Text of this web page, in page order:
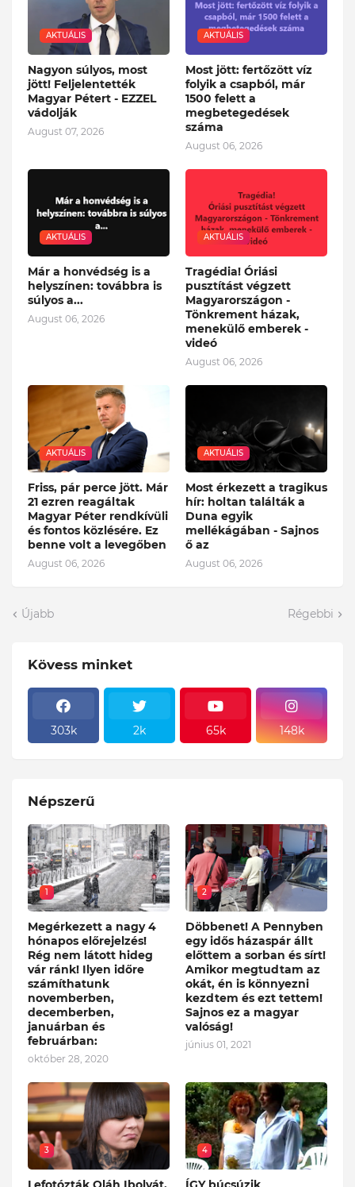
AKTUÁLIS
Nagyon súlyos, most
jött! Feljelentették
Magyar Pétert - EZZEL
vádolják
August 07, 2026
AKTUÁLIS
Most jött: fertőzött víz
folyik a csapból, már
1500 felett a
megbetegedések
száma
August 06, 2026
AKTUÁLIS
Már a honvédség is a
helyszínen: továbbra is
súlyos a...
August 06, 2026
AKTUÁLIS
Tragédia! Óriási
pusztítást végzett
Magyarországon -
Tönkrement házak,
menekülő emberek -
videó
August 06, 2026
AKTUÁLIS
Friss, pár perce jött. Már
21 ezren reagáltak
Magyar Péter rendkívüli
és fontos közlésére. Ez
benne volt a levegőben
August 06, 2026
AKTUÁLIS
Most érkezett a tragikus
hír: holtan találták a
Duna egyik
mellékágában - Sajnos
ő az
August 06, 2026
Újabb Régebbi
Kövess minket
303k 2k 65k 148k
Népszerű
1
Megérkezett a nagy 4
hónapos előrejelzés!
Rég nem látott hideg
vár ránk! Ilyen időre
számíthatunk
novemberben,
decemberben,
januárban és
februárban:
október 28, 2020
2
Döbbenet! A Pennyben
egy idős házaspár állt
előttem a sorban és sírt!
Amikor megtudtam az
okát, én is könnyezni
kezdtem és ezt tettem!
Sajnos ez a magyar
valóság!
június 01, 2021
3 4